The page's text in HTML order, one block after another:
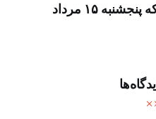
۱۵ مرداد